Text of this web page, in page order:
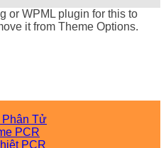
or WPML plugin for this to
it from Theme Options.
Phân Tử
PCR
PCR